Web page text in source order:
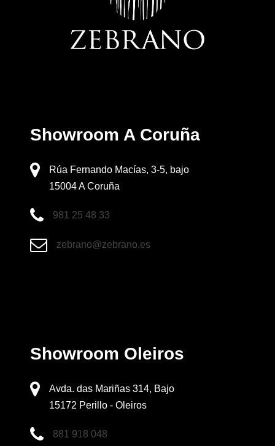
Showroom A Coruña
Rúa Fernando Macías, 3-5, bajo
15004 A Coruña
981 25 48 33
zebrano@zebrano.es
Showroom Oleiros
Avda. das Mariñas 314, Bajo
15172 Perillo - Oleiros
881 918 048